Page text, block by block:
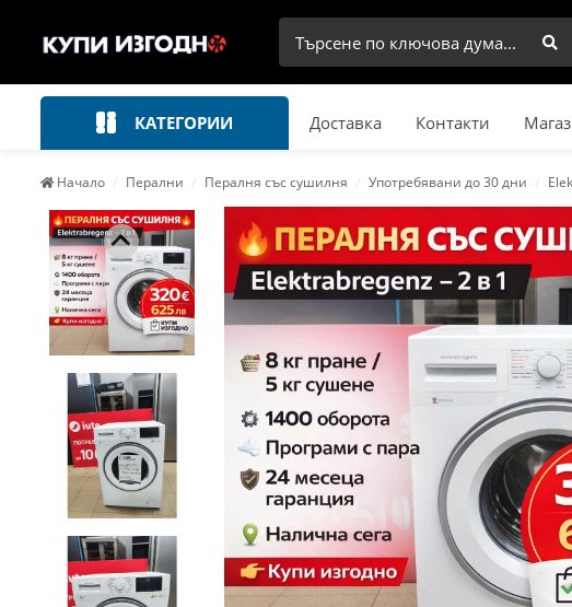
КАТЕГОРИИ Доставка Контакти
Начало Перални Пералня със сушилня Употребявани до 30 дни